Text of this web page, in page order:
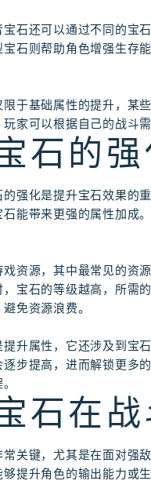
石还可以通过不同的宝
石则帮助角色增强生存
于基础属性的提升，某
家可以根据自己的战斗
石的
强化是提升宝石效果的
能带来更强的属性加成
资源，其中最常见的资
宝石的等级越高，所需
免资源浪费。
升属性，它还涉及到宝
步提高，进而解锁更多
石在战
关键，尤其是在面对强
提升角色的输出能力或